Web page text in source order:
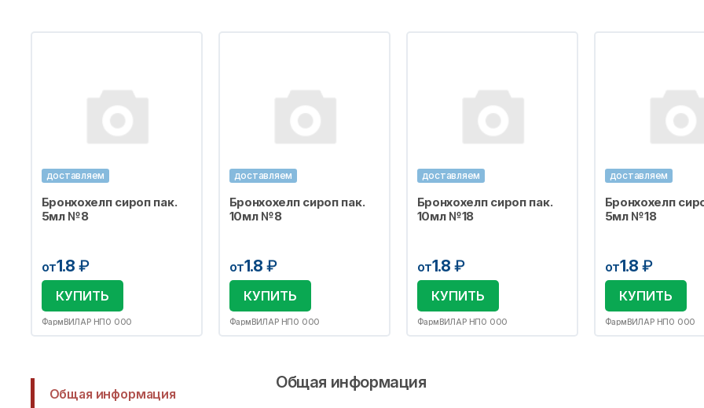
доставляем
Бронхохелп сироп пак.
5мл №8
от1.8 ₽
КУПИТЬ
ФармВИЛАР НПО ООО
доставляем
Бронхохелп сироп пак.
10мл №8
от1.8 ₽
КУПИТЬ
ФармВИЛАР НПО ООО
доставляем
Бронхохелп сироп пак.
10мл №18
от1.8 ₽
КУПИТЬ
ФармВИЛАР НПО ООО
доставляем
Бронхохелп
5мл №18
от1.8 ₽
КУПИТЬ
ФармВИЛАР НПО ООО
Общая информация
Общая информация